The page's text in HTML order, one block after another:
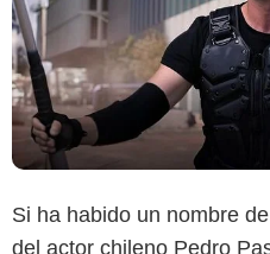
Si ha habido un nombre
del actor chileno Pedro